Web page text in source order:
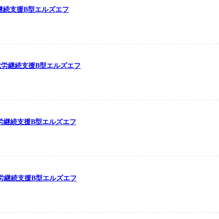
続支援B型エルズエフ
継続支援B型エルズエフ
継続支援B型エルズエフ
継続支援B型エルズエフ